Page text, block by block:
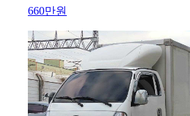
660만원